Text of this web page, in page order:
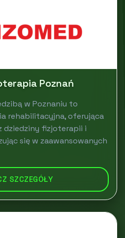
Poznań
w Poznaniu to
rehabilitacyjna, oferująca
dziedziny fizjoterapii i
się w zaawansowanych
SZCZEGÓŁY